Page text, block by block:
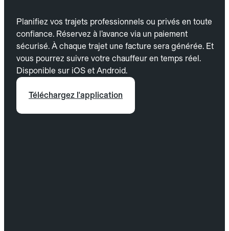
Planifiez vos trajets professionnels ou privés en toute
confiance. Réservez à l’avance via un paiement
sécurisé. À chaque trajet une facture sera générée. Et
vous pourrez suivre votre chauffeur en temps réel.
Disponible sur iOS et Android.
Téléchargez l'application